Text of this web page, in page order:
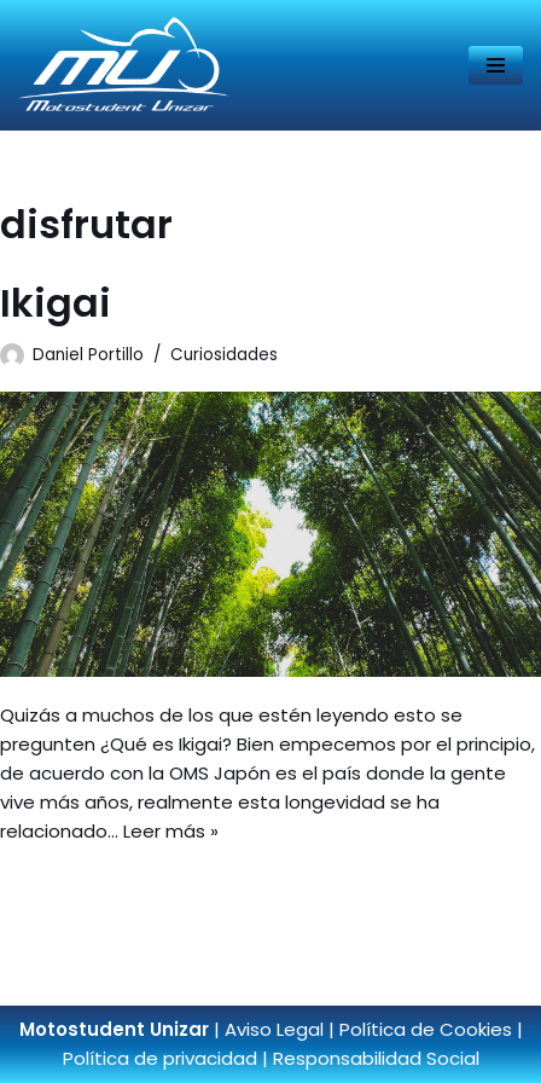
Saltar
al
disfrutar
Ikigai
Daniel Portillo Curiosidades
Quizás a muchos de los que estén leyendo esto se
pregunten ¿Qué es Ikigai? Bien empecemos por el principio,
de acuerdo con la OMS Japón es el país donde la gente
vive más años, realmente esta longevidad se ha
relacionado… Leer más »
Motostudent Unizar|Aviso Legal|Política de Cookies|
Política de privacidad|Responsabilidad Social